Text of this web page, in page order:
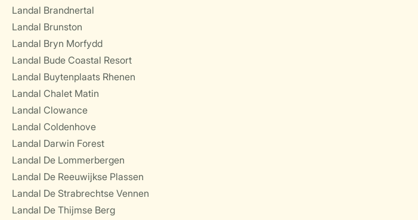
Landal Brandnertal
Landal Brunston
Landal Bryn Morfydd
Landal Bude Coastal Resort
Landal Buytenplaats Rhenen
Landal Chalet Matin
Landal Clowance
Landal Coldenhove
Landal Darwin Forest
Landal De Lommerbergen
Landal De Reeuwijkse Plassen
Landal De Strabrechtse Vennen
Landal De Thijmse Berg